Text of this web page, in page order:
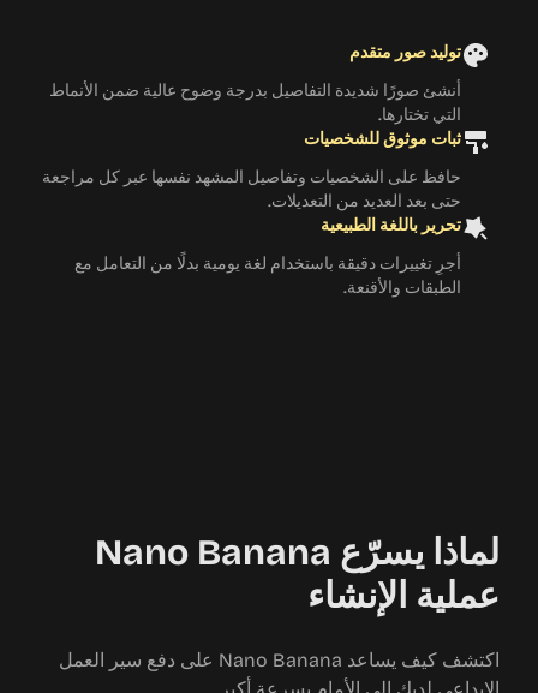
توليد صور متقدم
أنشئ صورًا شديدة التفاصيل بدرجة وضوح عالية ضمن الأنماط
التي تختارها.
ثبات موثوق للشخصيات
حافظ على الشخصيات وتفاصيل المشهد نفسها عبر كل مراجعة
حتى بعد العديد من التعديلات.
تحرير باللغة الطبيعية
أجرِ تغييرات دقيقة باستخدام لغة يومية بدلًا من التعامل مع
الطبقات والأقنعة.
لماذا يسرّع Nano Banana
عملية الإنشاء
اكتشف كيف يساعد Nano Banana على دفع سير العمل